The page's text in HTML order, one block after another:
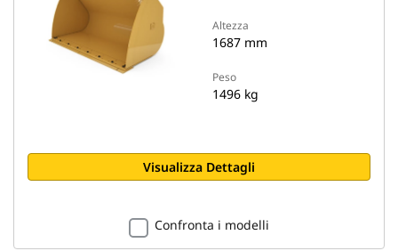
Altezza
1687 mm
Peso
1496 kg
Visualizza Dettagli
Confronta i modelli